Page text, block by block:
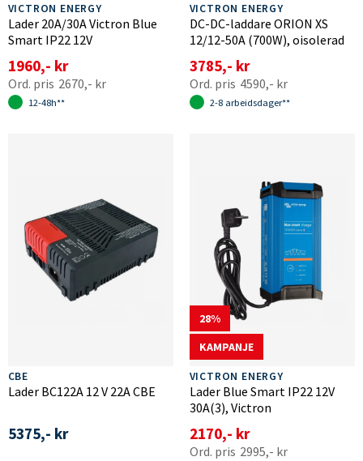
VICTRON ENERGY
Lader 20A/30A Victron Blue
Smart IP22 12V
1960,- kr
2670,- kr
12-48h**
VICTRON ENERGY
DC-DC-laddare ORION XS
12/12-50A (700W), oisolerad
3785,- kr
4590,- kr
2-8 arbeidsdager**
CBE
Lader BC122A 12 V 22A CBE
5375,- kr
28
KAMPANJE
VICTRON ENERGY
Lader Blue Smart IP22 12V
30A(3), Victron
2170,- kr
2995,- kr